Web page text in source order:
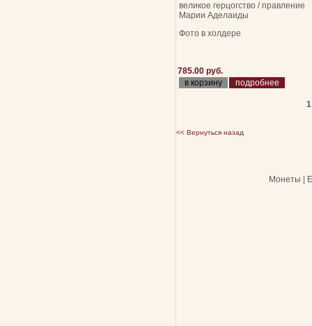
великое герцогство / правление
Марии Аделаиды
Фото в холдере
785.00 руб.
подробнее
1
<< Вернуться назад
Монеты |